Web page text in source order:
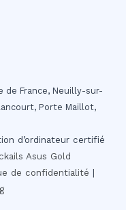
de France, Neuilly-sur-
Porte Maillot,
d’ordinateur certifié
Asus Gold
de confidentialité |